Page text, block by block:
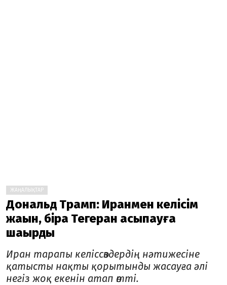
ЖАҢАЛЫҚТАР
Дональд Трамп: Иранмен келісім
жақын, бірақ Тегеран асықпауға
шақырды
Иран тарапы келіссөздердің нәтижесіне
қатысты нақты қорытынды жасауға әлі
негіз жоқ екенін атап өтті.